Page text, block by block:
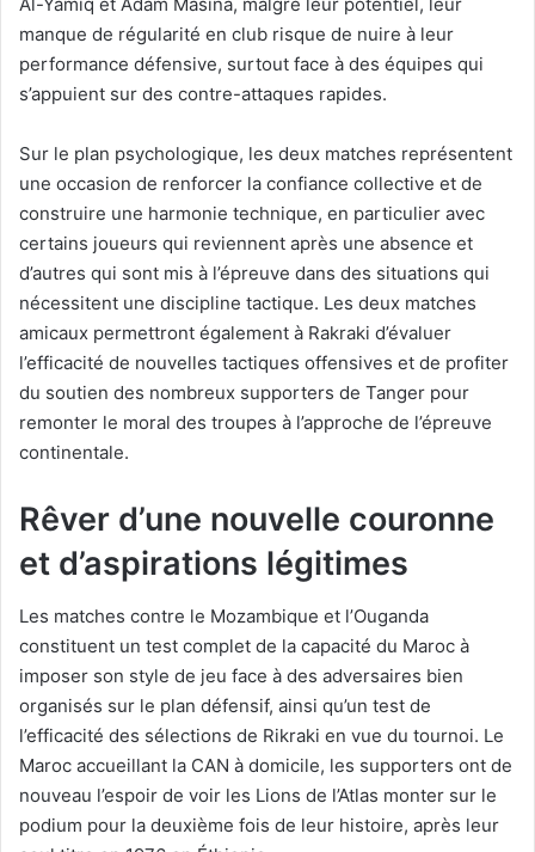
manque de régularité en club risque de nuire à leur
performance défensive, surtout face à des équipes qui
s’appuient sur des contre-attaques rapides.
Sur le plan psychologique, les deux matches représentent
une occasion de renforcer la confiance collective et de
construire une harmonie technique, en particulier avec
certains joueurs qui reviennent après une absence et
d’autres qui sont mis à l’épreuve dans des situations qui
nécessitent une discipline tactique. Les deux matches
amicaux permettront également à Rakraki d’évaluer
l’efficacité de nouvelles tactiques offensives et de profiter
du soutien des nombreux supporters de Tanger pour
remonter le moral des troupes à l’approche de l’épreuve
continentale.
Rêver d’une nouvelle couronne
et d’aspirations légitimes
Les matches contre le Mozambique et l’Ouganda
constituent un test complet de la capacité du Maroc à
imposer son style de jeu face à des adversaires bien
organisés sur le plan défensif, ainsi qu’un test de
l’efficacité des sélections de Rikraki en vue du tournoi. Le
Maroc accueillant la CAN à domicile, les supporters ont de
nouveau l’espoir de voir les Lions de l’Atlas monter sur le
podium pour la deuxième fois de leur histoire, après leur